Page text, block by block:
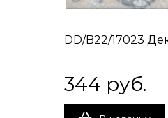
DD/B22/17023
344 руб.